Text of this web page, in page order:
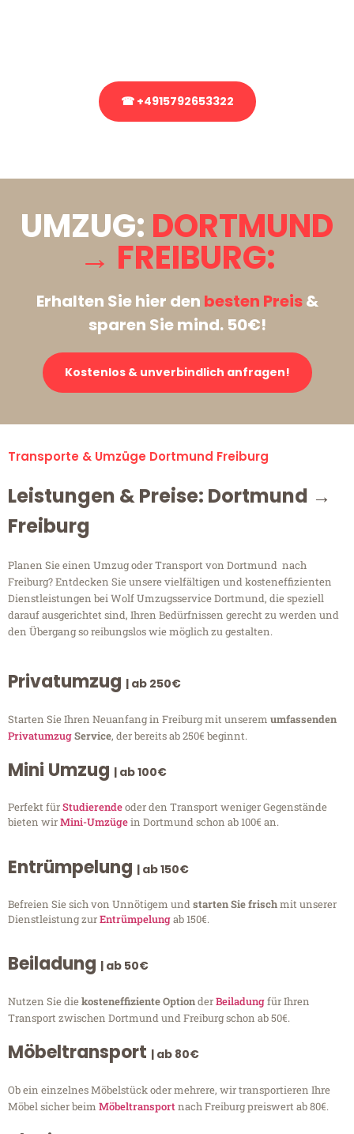
☎ +4915792653322
UMZUG: DORTMUND
→ FREIBURG:
Erhalten Sie hier den besten Preis&
sparen Sie mind. 50€!
Kostenlos & unverbindlich anfragen!
Transporte & Umzüge Dortmund Freiburg
Leistungen & Preise: Dortmund →
Freiburg
Planen Sie einen Umzug oder Transport von Dortmund nach
Freiburg? Entdecken Sie unsere vielfältigen und kosteneffizienten
Dienstleistungen bei Wolf Umzugsservice Dortmund, die speziell
darauf ausgerichtet sind, Ihren Bedürfnissen gerecht zu werden und
den Übergang so reibungslos wie möglich zu gestalten.
Privatumzug | ab 250€
Starten Sie Ihren Neuanfang in Freiburg mit unserem umfassenden
PrivatumzugService, der bereits ab 250€ beginnt.
Mini Umzug | ab 100€
Perfekt fürStudierendeoder den Transport weniger Gegenstände
bieten wirMini-Umzügein Dortmund schon ab 100€ an.
Entrümpelung | ab 150€
Befreien Sie sich von Unnötigem undstarten Sie frischmit unserer
Dienstleistung zurEntrümpelungab 150€.
Beiladung | ab 50€
Nutzen Sie diekosteneffiziente OptionderBeiladungfür Ihren
Transport zwischen Dortmund und Freiburg schon ab 50€.
Möbeltransport | ab 80€
Ob ein einzelnes Möbelstück oder mehrere, wir transportieren Ihre
Möbel sicher beim Möbeltransportnach Freiburg preiswert ab 80€.